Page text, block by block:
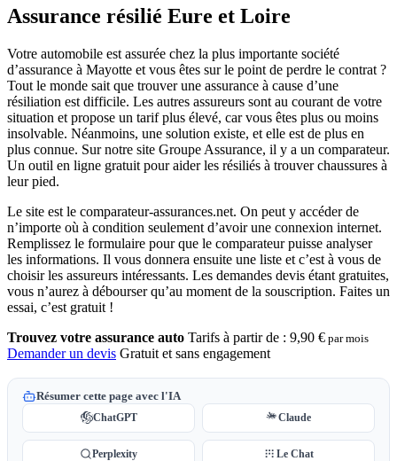
Assurance résilié Eure et Loire
Votre automobile est assurée chez la plus importante société
d’assurance à Mayotte et vous êtes sur le point de perdre le contrat ?
Tout le monde sait que trouver une assurance à cause d’une
résiliation est difficile. Les autres assureurs sont au courant de votre
situation et propose un tarif plus élevé, car vous êtes plus ou moins
insolvable. Néanmoins, une solution existe, et elle est de plus en
plus connue. Sur notre site Groupe Assurance, il y a un comparateur.
Un outil en ligne gratuit pour aider les résiliés à trouver chaussures à
leur pied.
Le site est le comparateur-assurances.net. On peut y accéder de
n’importe où à condition seulement d’avoir une connexion internet.
Remplissez le formulaire pour que le comparateur puisse analyser
les informations. Il vous donnera ensuite une liste et c’est à vous de
choisir les assureurs intéressants. Les demandes devis étant gratuites,
vous n’aurez à débourser qu’au moment de la souscription. Faites un
essai, c’est gratuit !
Trouvez votre assurance auto Tarifs à partir de : 9,90 € par mois
Demander un devis Gratuit et sans engagement
Résumer cette page avec l'IA
ChatGPT Claude
Perplexity Le Chat